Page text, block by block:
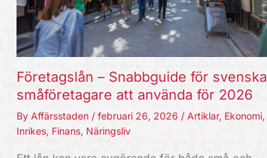
Företagslån – Snabbguide för svenska
småföretagare att använda för 2026
By Affärsstaden / februari 26, 2026 / Artiklar, Ekonomi,
Inrikes, Finans, Näringsliv